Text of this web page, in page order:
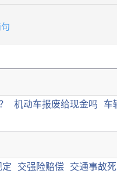
机动车报废给现金吗 车
定 交强险赔偿 交通事故